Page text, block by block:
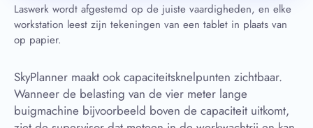
Laswerk wordt afgestemd op de juiste vaardigheden, en elke
workstation leest zijn tekeningen van een tablet in plaats van
op papier.
SkyPlanner maakt ook capaciteitsknelpunten zichtbaar.
Wanneer de belasting van de vier meter lange
buigmachine bijvoorbeeld boven de capaciteit uitkomt,